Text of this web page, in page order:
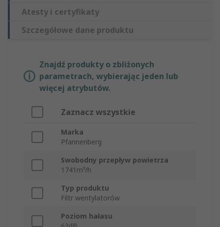
Atesty i certyfikaty
Szczegółowe dane produktu
Znajdź produkty o zbliżonych
parametrach, wybierając jeden lub
więcej atrybutów.
Zaznacz wszystkie
Marka
Pfannenberg
Swobodny przepływ powietrza
1741m³/h
Typ produktu
Filtr wentylatorów
Poziom hałasu